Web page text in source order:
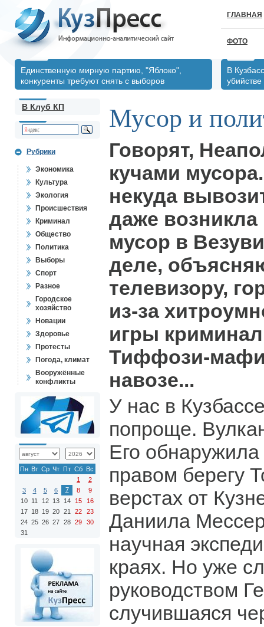
ГЛАВНАЯ
ФОТО
Единственную мирную партию, "Яблоко",
конкуренты требуют снять с выборов
В
В Клуб КП
Рубрики
Экономика
Культура
Экология
Происшествия
Криминал
Общество
Политика
Выборы
Спорт
Разное
Городское
хозяйство
Новации
Здоровье
Протесты
Погода, климат
Вооружённые
конфликты
Пн Вт Ср Чт Пт Сб Вс
1
2
3
4 5 6 7 8
9
10 11 12 13 14 15
16
17 18 19 20 21 22
23
24 25 26 27 28 29
30
31
Мусор и
Говорят,
кучами
некуда
даже
мусор в
деле,
телевизору,
из-за
игры
Тиффози-
навозе...
У нас в
попроще.
Его обнаружила
правом берегу
верстах от
Даниила
научная
краях. Но уже
руководством
случившаяся